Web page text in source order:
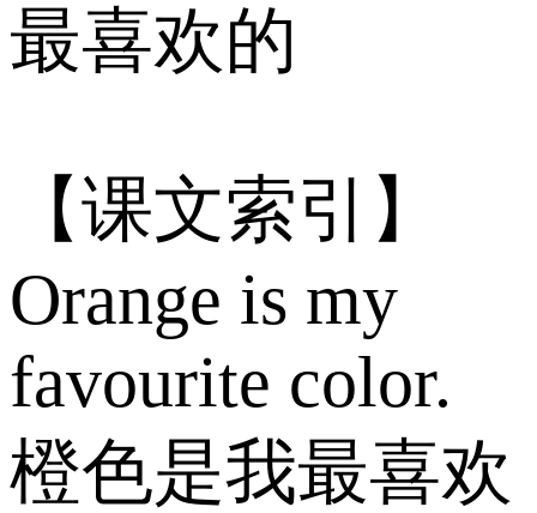
最喜欢的
【课文索引】
Orange is my
favourite color.
橙色是我最喜欢